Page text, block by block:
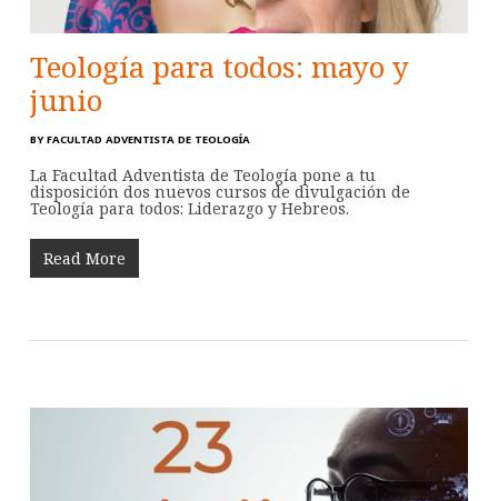
Teología para todos: mayo y
junio
BY FACULTAD ADVENTISTA DE TEOLOGÍA
La Facultad Adventista de Teología pone a tu
disposición dos nuevos cursos de divulgación de
Teología para todos: Liderazgo y Hebreos.
Read More